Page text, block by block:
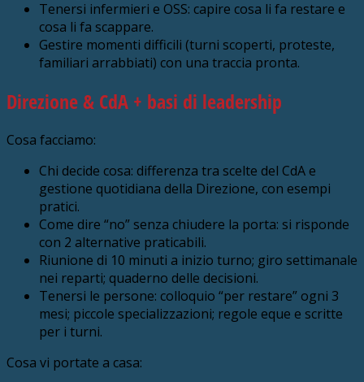
Tenersi infermieri e OSS: capire cosa li fa restare e
cosa li fa scappare.
Gestire momenti difficili (turni scoperti, proteste,
familiari arrabbiati) con una traccia pronta.
Direzione & CdA + basi di leadership
Cosa facciamo:
Chi decide cosa: differenza tra scelte del CdA e
gestione quotidiana della Direzione, con esempi
pratici.
Come dire “no” senza chiudere la porta: si risponde
con 2 alternative praticabili.
Riunione di 10 minuti a inizio turno; giro settimanale
nei reparti; quaderno delle decisioni.
Tenersi le persone: colloquio “per restare” ogni 3
mesi; piccole specializzazioni; regole eque e scritte
per i turni.
Cosa vi portate a casa: